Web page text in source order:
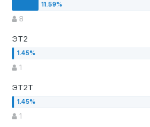
8
ЭТ2
1
ЭТ2Т
1